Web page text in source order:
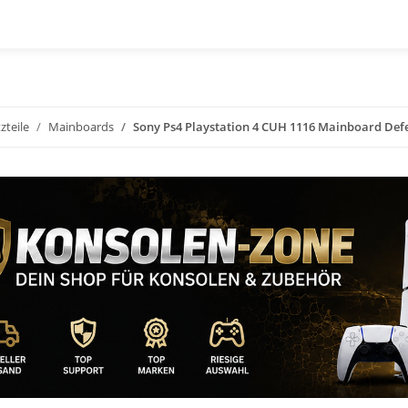
Mainboards Sony Ps4 Playstation 4 CUH 1116 Mainboard